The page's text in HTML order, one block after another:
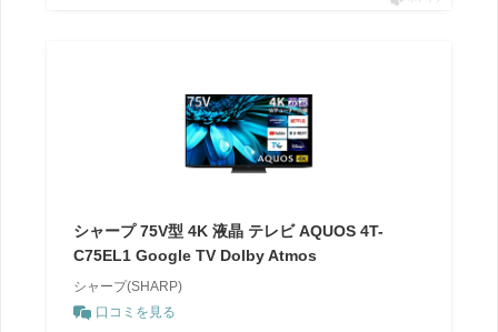
シャープ 75V型 4K 液晶 テレビ AQUOS 4T-
C75EL1 Google TV Dolby Atmos
シャープ(SHARP)
口コミを見る